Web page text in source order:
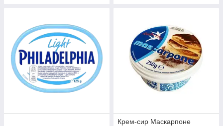
Крем-сир Маскарпоне